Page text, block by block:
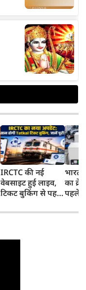
IRCTC की नई
वेबसाइट हुई लाइव,
टिकट बुकिंग से पहले
काम, जानें पूरा
भारत
का
पहले
और